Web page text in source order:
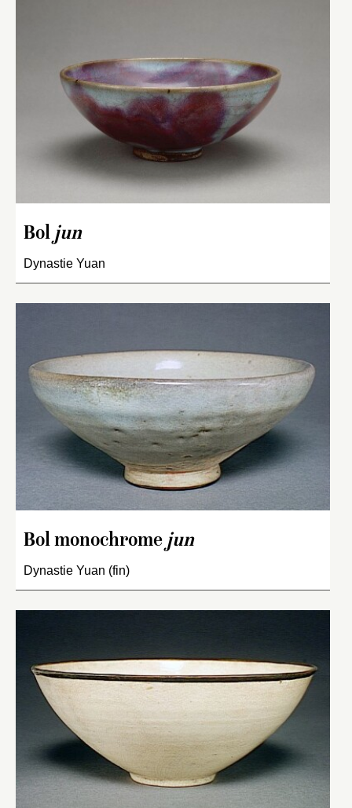
Bol jun
Dynastie Yuan
Bol monochrome jun
Dynastie Yuan (fin)